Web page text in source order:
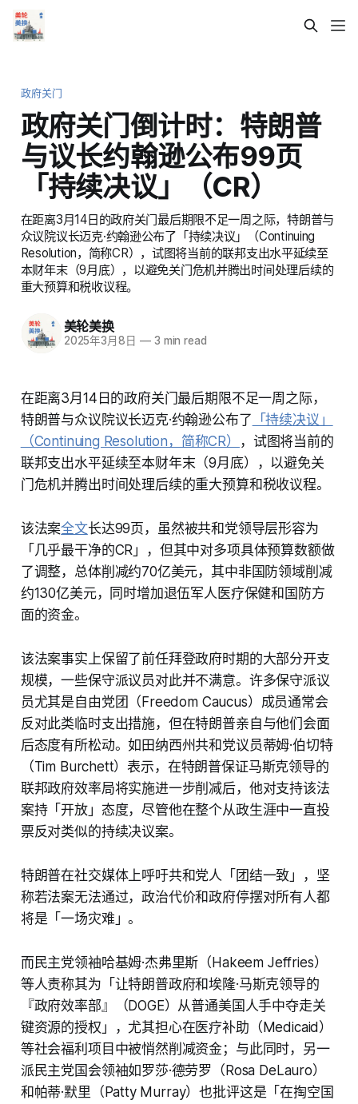
政府关门
政府关门倒计时：特朗普
与议长约翰逊公布99页
「持续决议」（CR）
在距离3月14日的政府关门最后期限不足一周之际，特朗普与
众议院议长迈克·约翰逊公布了「持续决议」（Continuing
Resolution，简称CR），试图将当前的联邦支出水平延续至
本财年末（9月底），以避免关门危机并腾出时间处理后续的
重大预算和税收议程。
美轮美换
2025年3月8日 —3 min read
在距离3月14日的政府关门最后期限不足一周之际，
特朗普与众议院议长迈克·约翰逊公布了 「持续决议」
（Continuing Resolution，简称CR）
，试图将当前的
联邦支出水平延续至本财年末（9月底），以避免关
门危机并腾出时间处理后续的重大预算和税收议程。
该法案全文长达99页，虽然被共和党领导层形容为
「几乎最干净的CR」，但其中对多项具体预算数额做
了调整，总体削减约70亿美元，其中非国防领域削减
约130亿美元，同时增加退伍军人医疗保健和国防方
面的资金。
该法案事实上保留了前任拜登政府时期的大部分开支
规模，一些保守派议员对此并不满意。许多保守派议
员尤其是自由党团（Freedom Caucus）成员通常会
反对此类临时支出措施，但在特朗普亲自与他们会面
后态度有所松动。如田纳西州共和党议员蒂姆·伯切特
（Tim Burchett）表示，在特朗普保证马斯克领导的
联邦政府效率局将实施进一步削减后，他对支持该法
案持「开放」态度，尽管他在整个从政生涯中一直投
票反对类似的持续决议案。
特朗普在社交媒体上呼吁共和党人「团结一致」，坚
称若法案无法通过，政治代价和政府停摆对所有人都
将是「一场灾难」。
而民主党领袖哈基姆·杰弗里斯（Hakeem Jeffries）
等人责称其为「让特朗普政府和埃隆·马斯克领导的
『政府效率部』（DOGE）从普通美国人手中夺走关
键资源的授权」，尤其担心在医疗补助（Medicaid）
等社会福利项目中被悄然削减资金；与此同时，另一
派民主党国会领袖如罗莎·德劳罗（Rosa DeLauro）
和帕蒂·默里（Patty Murray）也批评这是「在掏空国